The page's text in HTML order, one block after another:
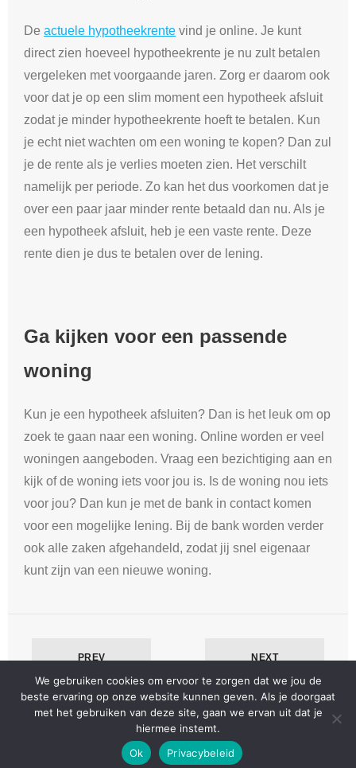
De actuele hypotheekrente vind je online. Je kunt
direct zien hoeveel hypotheekrente je nu zult betalen
vergeleken met voorgaande jaren. Zorg er daarom ook
voor dat je op een slim moment een hypotheek afsluit
zodat je minder hypotheekrente hoeft te betalen. Kun
je echt niet wachten om een woning te kopen? Dan zul
je de rente als je verlies moeten zien. Het verschilt
namelijk per periode. Zo kan het dus voorkomen dat je
over een paar jaar minder rente betaald dan nu. Als je
een hypotheek afsluit, heb je een vaste rente. Deze
rente dien je dus te betalen over de lening.
Ga kijken voor een passende
woning
Kun je een hypotheek afsluiten? Dan is het leuk om op
zoek te gaan naar een woning. Online worden er veel
woningen aangeboden. Vraag een bezichtiging aan en
kijk of de woning iets voor jou is. Is de woning nou iets
voor jou? Dan kun je met de bank in contact komen
voor een mogelijke lening. Bij de bank worden verder
ook alle zaken afgehandeld, zodat jij snel eigenaar
kunt zijn van een nieuwe woning.
PREV NEXT
Shuttle Themes. Powered by
We gebruiken cookies om ervoor te zorgen dat we jou de
beste ervaring op onze website kunnen geven. Als je doorgaat
met het gebruiken van deze site, gaan we ervan uit dat je
hiermee instemt.
Ok
Privacybeleid